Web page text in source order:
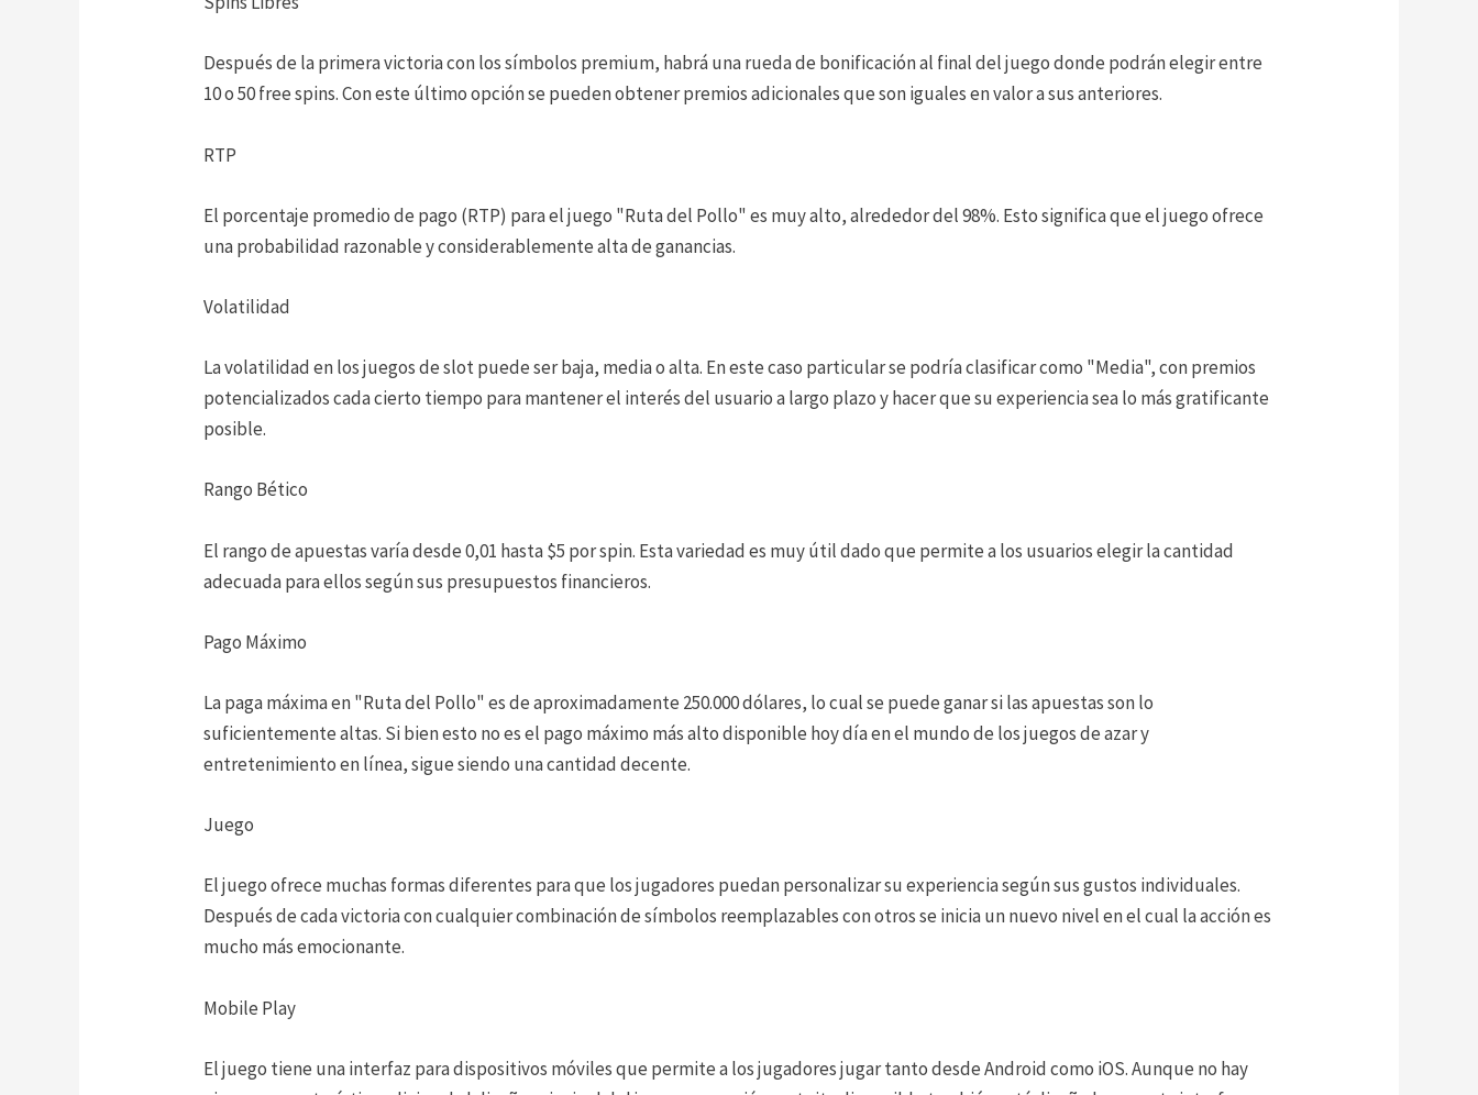
Después de la primera victoria con los símbolos premium, habrá una rueda de bonificación al final del juego donde podrán elegir entre
10 o 50 free spins. Con este último opción se pueden obtener premios adicionales que son iguales en valor a sus anteriores.
RTP
El porcentaje promedio de pago (RTP) para el juego "Ruta del Pollo" es muy alto, alrededor del 98%. Esto significa que el juego ofrece
una probabilidad razonable y considerablemente alta de ganancias.
Volatilidad
La volatilidad en los juegos de slot puede ser baja, media o alta. En este caso particular se podría clasificar como "Media", con premios
potencializados cada cierto tiempo para mantener el interés del usuario a largo plazo y hacer que su experiencia sea lo más gratificante
posible.
Rango Bético
El rango de apuestas varía desde 0,01 hasta $5 por spin. Esta variedad es muy útil dado que permite a los usuarios elegir la cantidad
adecuada para ellos según sus presupuestos financieros.
Pago Máximo
La paga máxima en "Ruta del Pollo" es de aproximadamente 250.000 dólares, lo cual se puede ganar si las apuestas son lo
suficientemente altas. Si bien esto no es el pago máximo más alto disponible hoy día en el mundo de los juegos de azar y
entretenimiento en línea, sigue siendo una cantidad decente.
Juego
El juego ofrece muchas formas diferentes para que los jugadores puedan personalizar su experiencia según sus gustos individuales.
Después de cada victoria con cualquier combinación de símbolos reemplazables con otros se inicia un nuevo nivel en el cual la acción es
mucho más emocionante.
Mobile Play
El juego tiene una interfaz para dispositivos móviles que permite a los jugadores jugar tanto desde Android como iOS. Aunque no hay